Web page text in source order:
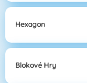
Hexagon
Blokové Hry